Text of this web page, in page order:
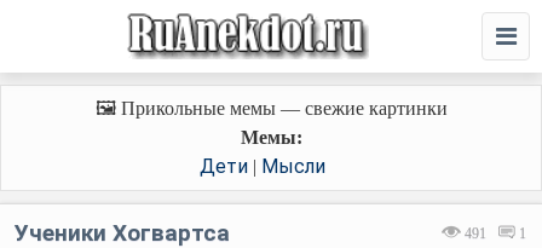
🖼️ Прикольные мемы — свежие картинки
Мемы:
Дети| Мысли
491 1
Ученики Хогвартса